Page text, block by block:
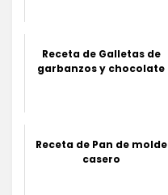
Receta de Galletas de
garbanzos y chocolate
Receta de Pan de molde
casero